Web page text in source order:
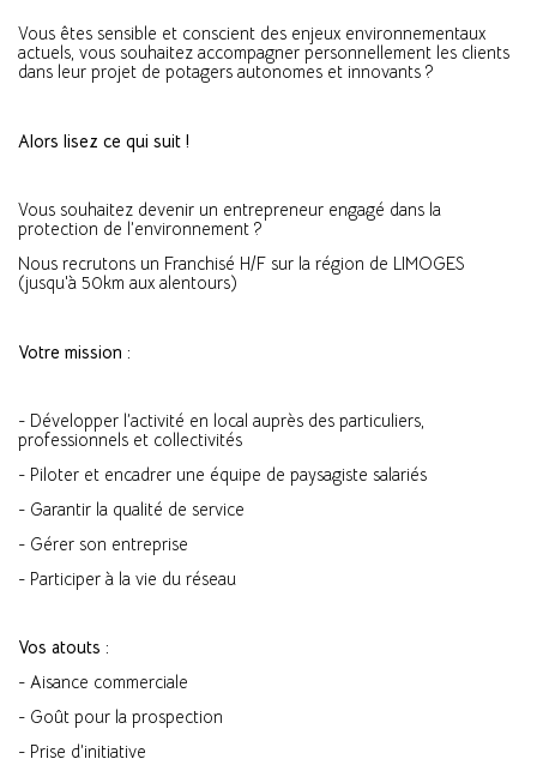
Vous êtes sensible et conscient des enjeux environnementaux
actuels, vous souhaitez accompagner personnellement les clients
dans leur projet de potagers autonomes et innovants ?
Alors lisez ce qui suit !
Vous souhaitez devenir un entrepreneur engagé dans la
protection de l’environnement ?
Nous recrutons un Franchisé H/F sur la région de LIMOGES
(jusqu'à 50km aux alentours)
Votre mission :
- Développer l’activité en local auprès des particuliers,
professionnels et collectivités
- Piloter et encadrer une équipe de paysagiste salariés
- Garantir la qualité de service
- Gérer son entreprise
- Participer à la vie du réseau
Vos atouts :
- Aisance commerciale
- Goût pour la prospection
- Prise d’initiative